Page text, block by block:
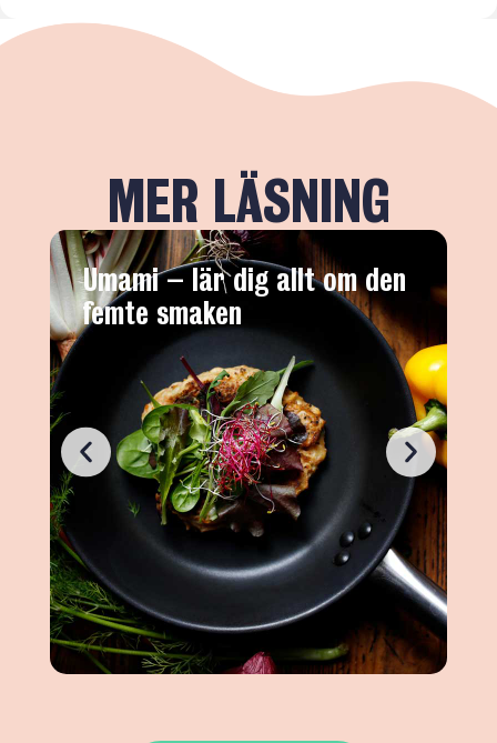
MER LÄSNING
Umami – lär dig allt om den
femte smaken